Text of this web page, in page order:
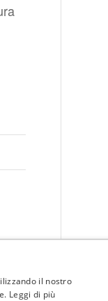
il nostro
Leggi di più